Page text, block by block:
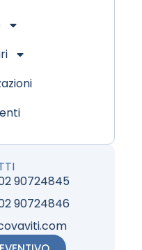
90724845
90724846